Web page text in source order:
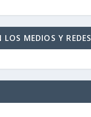
MEDIOS Y REDES